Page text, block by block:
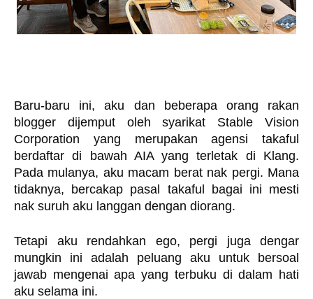
Baru-baru ini, aku dan beberapa orang rakan
blogger dijemput oleh syarikat Stable Vision
Corporation yang merupakan agensi takaful
berdaftar di bawah AIA yang terletak di Klang.
Pada mulanya, aku macam berat nak pergi. Mana
tidaknya, bercakap pasal takaful bagai ini mesti
nak suruh aku langgan dengan diorang.
Tetapi aku rendahkan ego, pergi juga dengar
mungkin ini adalah peluang aku untuk bersoal
jawab mengenai apa yang terbuku di dalam hati
aku selama ini.